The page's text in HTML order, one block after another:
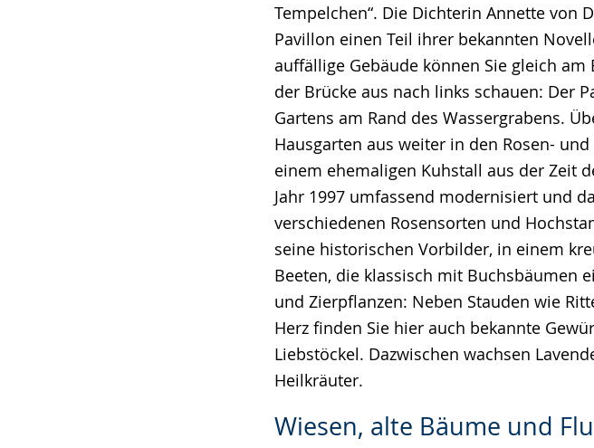
Tempelchen“. Die Dichterin Annette von
Pavillon einen Teil ihrer bekannten
auffällige Gebäude können Sie gleich am
der Brücke aus nach links schauen: Der
Gartens am Rand des Wassergrabens.
Hausgarten aus weiter in den Rosen-
einem ehemaligen Kuhstall aus der Zeit
Jahr 1997 umfassend modernisiert und
verschiedenen Rosensorten und
seine historischen Vorbilder, in einem
Beeten, die klassisch mit Buchsbäumen
und Zierpflanzen: Neben Stauden wie
Herz finden Sie hier auch bekannte
Liebstöckel. Dazwischen wachsen
Heilkräuter.
Wiesen, alte Bäume und